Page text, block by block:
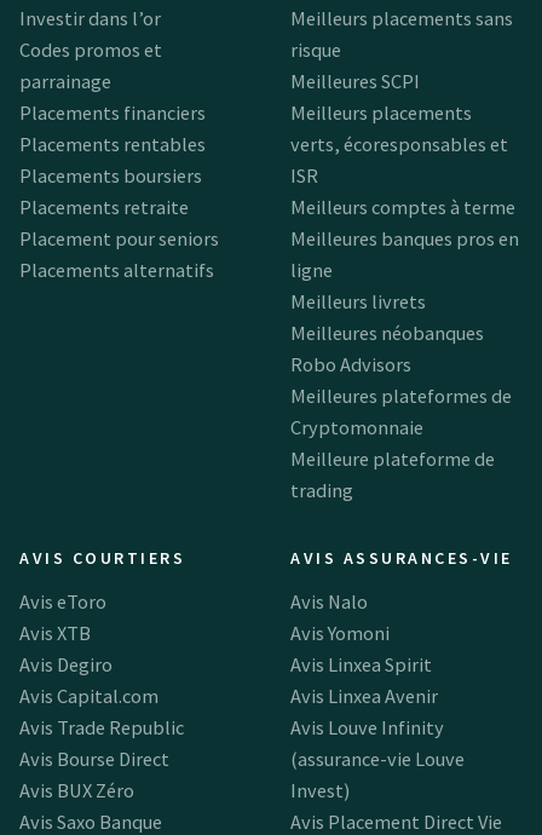
Investir dans l’or
Codes promos et
parrainage
Placements financiers
Placements rentables
Placements boursiers
Placements retraite
Placement pour seniors
Placements alternatifs
Meilleurs placements sans
risque
Meilleures SCPI
Meilleurs placements
verts, écoresponsables et
ISR
Meilleurs comptes à terme
Meilleures banques pros en
ligne
Meilleurs livrets
Meilleures néobanques
Robo Advisors
Meilleures plateformes de
Cryptomonnaie
Meilleure plateforme de
trading
AVIS COURTIERS
Avis eToro
Avis XTB
Avis Degiro
Avis Capital.com
Avis Trade Republic
Avis Bourse Direct
Avis BUX Zéro
Avis Saxo Banque
AVIS ASSURANCES-VIE
Avis Nalo
Avis Yomoni
Avis Linxea Spirit
Avis Linxea Avenir
Avis Louve Infinity
(assurance-vie Louve
Invest)
Avis Placement Direct Vie